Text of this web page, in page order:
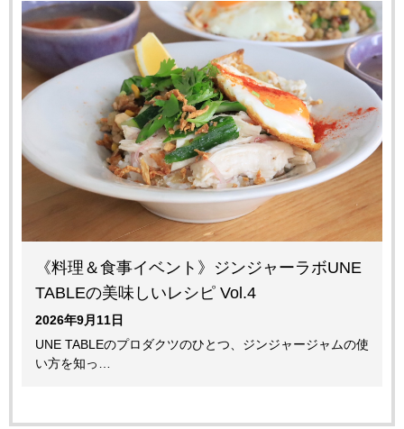
《料理＆食事イベント》ジンジャーラボUNE
TABLEの美味しいレシピ Vol.4
2026年9月11日
UNE TABLEのプロダクツのひとつ、ジンジャージャムの使
い方を知っ…